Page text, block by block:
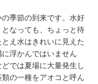
季節の到来です。水好
なっても、ちょっと待
え水はきれいに見えた
浮かんではいません
では夏場に大量発生し
の一種をアオコと呼ん